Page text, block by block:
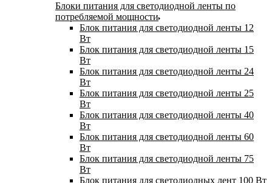
Блоки питания для светодиодной ленты по
потребляемой мощности
Блок питания для светодиодной ленты 12
Вт
Блок питания для светодиодной ленты 15
Вт
Блок питания для светодиодной ленты 24
Вт
Блок питания для светодиодной ленты 25
Вт
Блок питания для светодиодной ленты 40
Вт
Блок питания для светодиодной ленты 60
Вт
Блок питания для светодиодной ленты 75
Вт
Блок питания для светодиодных лент 100 Вт